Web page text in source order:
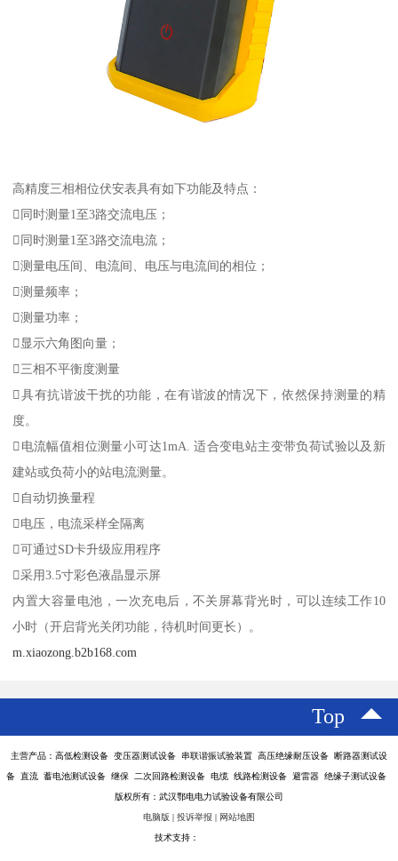
高精度三相相位伏安表具有如下功能及特点：
同时测量1至3路交流电压；
同时测量1至3路交流电流；
测量电压间、电流间、电压与电流间的相位；
测量频率；
测量功率；
显示六角图向量；
三相不平衡度测量
具有抗谐波干扰的功能，在有谐波的情况下，依然保持测量的精
度。
电流幅值相位测量小可达1mA. 适合变电站主变带负荷试验以及新
建站或负荷小的站电流测量。
自动切换量程
电压，电流采样全隔离
可通过SD卡升级应用程序
采用3.5寸彩色液晶显示屏
内置大容量电池，一次充电后，不关屏幕背光时，可以连续工作10
小时（开启背光关闭功能，待机时间更长）。
m.xiaozong.b2b168.com
Top
主营产品：高低检测设备 变压器测试设备 串联谐振试验装置 高压绝缘耐压设备 断路器测试设
备 直流 蓄电池测试设备 继保 二次回路检测设备 电缆 线路检测设备 避雷器 绝缘子测试设备
版权所有：武汉鄂电电力试验设备有限公司
电脑版 | 投诉举报 | 网站地图
技术支持：